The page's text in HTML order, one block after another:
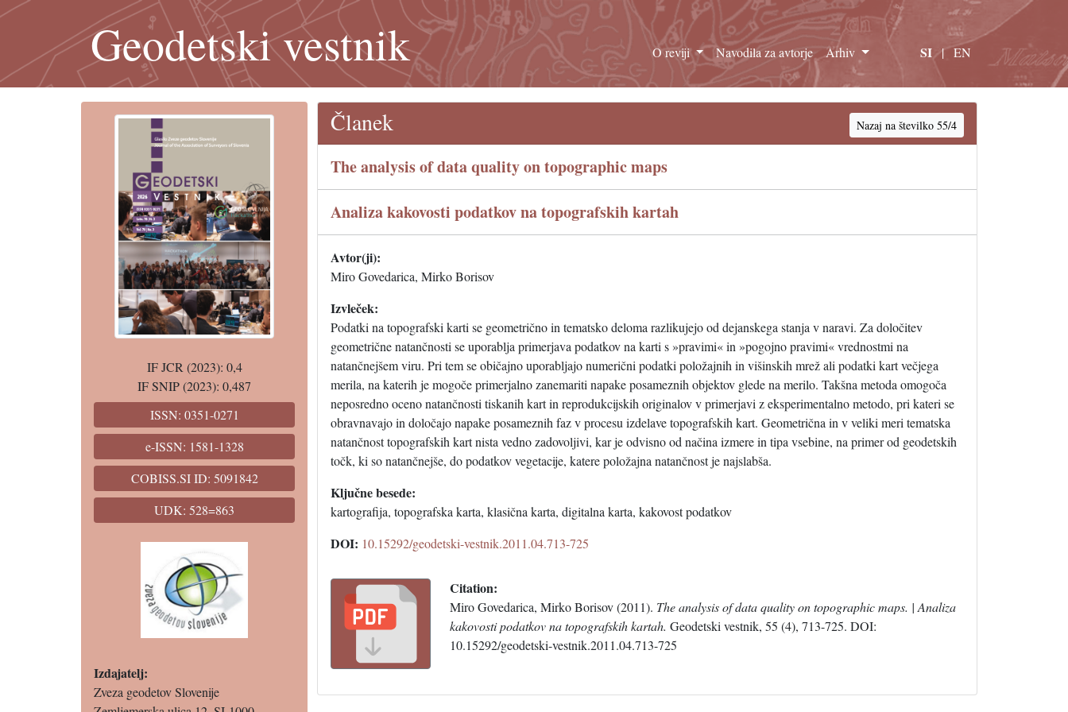
Geodetski vestnik O reviji Navodila za avtorje Arhiv SI | EN
IF JCR (2023): 0,4
IF SNIP (2023): 0,487
ISSN: 0351-0271
e-ISSN: 1581-1328
COBISS.SI ID: 5091842
UDK: 528=863
Izdajatelj:
Zveza geodetov Slovenije
Članek Nazaj na številko 55/4
The analysis of data quality on topographic maps
Analiza kakovosti podatkov na topografskih kartah
Avtor(ji):
Miro Govedarica, Mirko Borisov
Izvleček:
Podatki na topografski karti se geometrično in tematsko deloma razlikujejo od dejanskega stanja v naravi. Za določitev
geometrične natančnosti se uporablja primerjava podatkov na karti s »pravimi« in »pogojno pravimi« vrednostmi na
natančnejšem viru. Pri tem se običajno uporabljajo numerični podatki položajnih in višinskih mrež ali podatki kart večjega
merila, na katerih je mogoče primerjalno zanemariti napake posameznih objektov glede na merilo. Takšna metoda omogoča
neposredno oceno natančnosti tiskanih kart in reprodukcijskih originalov v primerjavi z eksperimentalno metodo, pri kateri se
obravnavajo in določajo napake posameznih faz v procesu izdelave topografskih kart. Geometrična in v veliki meri tematska
natančnost topografskih kart nista vedno zadovoljivi, kar je odvisno od načina izmere in tipa vsebine, na primer od geodetskih
točk, ki so natančnejše, do podatkov vegetacije, katere položajna natančnost je najslabša.
Ključne besede:
kartografija, topografska karta, klasična karta, digitalna karta, kakovost podatkov
DOI: 10.15292/geodetski-vestnik.2011.04.713-725
Citation:
Miro Govedarica, Mirko Borisov (2011). The analysis of data quality on topographic maps. | Analiza
kakovosti podatkov na topografskih kartah. Geodetski vestnik, 55 (4), 713-725. DOI:
10.15292/geodetski-vestnik.2011.04.713-725